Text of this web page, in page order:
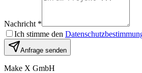
Nachricht *
Ich stimme den
Anfrage senden
Make X GmbH